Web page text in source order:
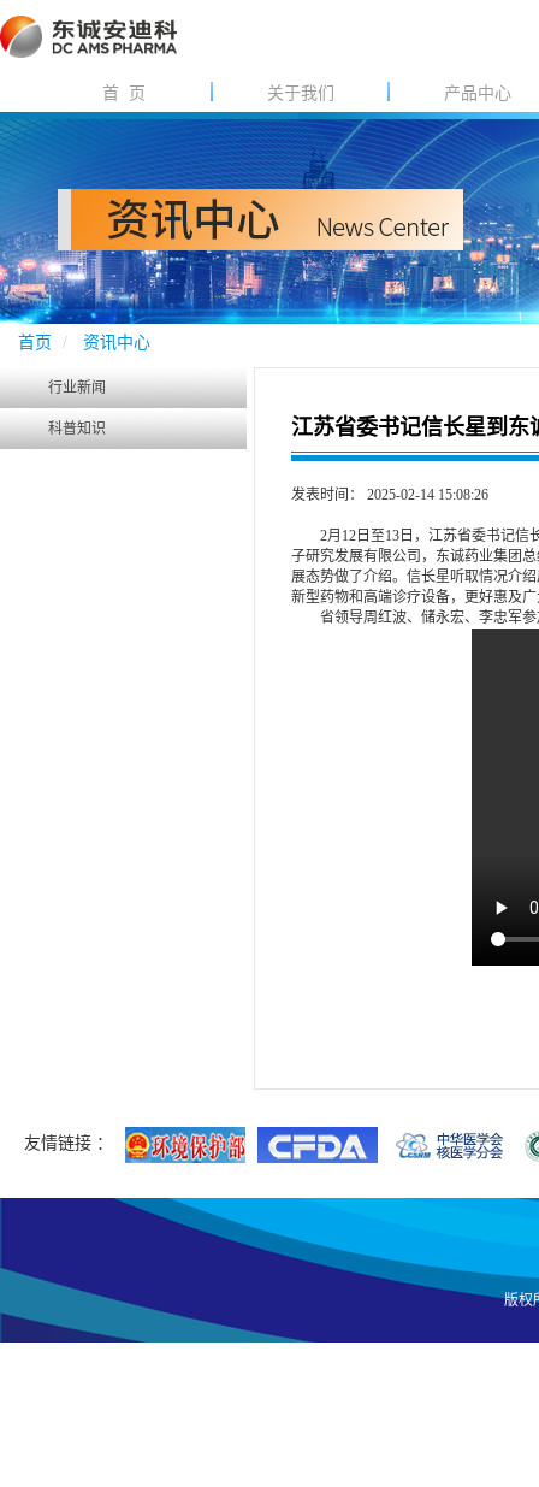
首 页 关于我们 产品中心
首页 资讯中心
行业新闻
科普知识 江苏省委书记信长星到东
发表时间： 2025-02-14 15:08:26
2月12日至13日，江苏省委书记
子研究发展有限公司，东诚药业集团
展态势做了介绍。信长星听取情况介
新型药物和高端诊疗设备，更好惠及
省领导周红波、储永宏、李忠军
友情链接 ：
版权